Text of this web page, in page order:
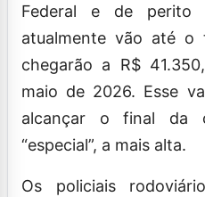
Federal e de perito
atualmente vão até o
chegarão a R$
maio de 2026. Esse
alcançar o final da
“especial”, a mais alta.
Os policiais